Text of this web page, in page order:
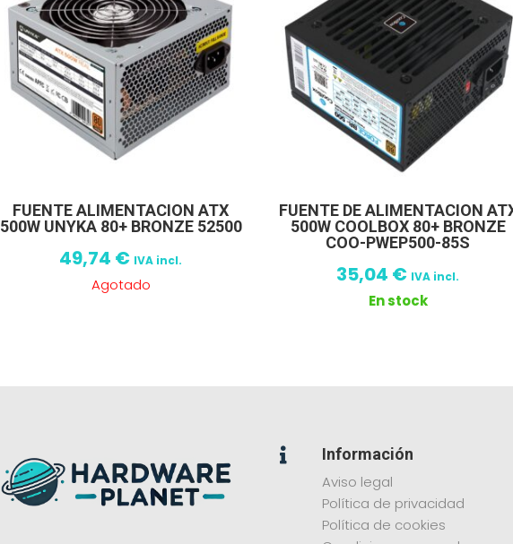
FUENTE ALIMENTACION ATX
500W UNYKA 80+ BRONZE 52500
49,74 € IVA incl.
Agotado
FUENTE DE ALIMENTACION
500W COOLBOX 80+ BRONZE
COO-PWEP500-85S
35,04 € IVA incl.
En stock

Información
Aviso legal
Política de privacidad
Política de cookies